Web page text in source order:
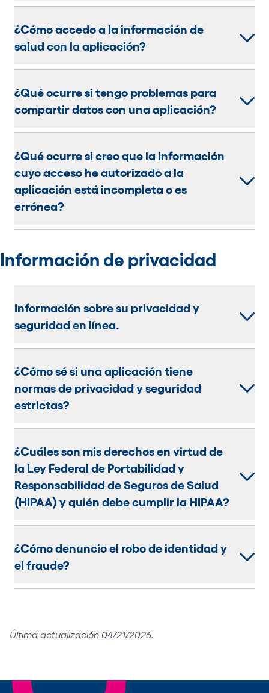
¿Cómo accedo a la información de
salud con la aplicación?
¿Qué ocurre si tengo problemas para
compartir datos con una aplicación?
¿Qué ocurre si creo que la información
cuyo acceso he autorizado a la
aplicación está incompleta o es
errónea?
Información de privacidad
Información sobre su privacidad y
seguridad en línea.
¿Cómo sé si una aplicación tiene
normas de privacidad y seguridad
estrictas?
¿Cuáles son mis derechos en virtud de
la Ley Federal de Portabilidad y
Responsabilidad de Seguros de Salud
(HIPAA) y quién debe cumplir la HIPAA?
¿Cómo denuncio el robo de identidad y
el fraude?
Última actualización 04/21/2026.